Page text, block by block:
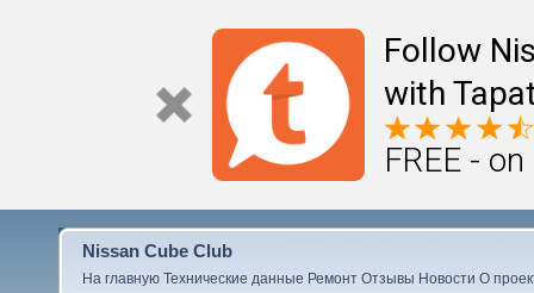
Follow
with
FREE -
Nissan Cube Club
На главную Технические данные Ремонт Отзывы Новости О